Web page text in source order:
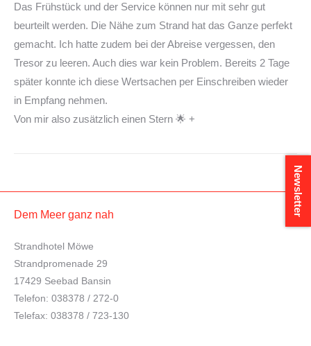
Das Frühstück und der Service können nur mit sehr gut
beurteilt werden. Die Nähe zum Strand hat das Ganze perfekt
gemacht. Ich hatte zudem bei der Abreise vergessen, den
Tresor zu leeren. Auch dies war kein Problem. Bereits 2 Tage
später konnte ich diese Wertsachen per Einschreiben wieder
in Empfang nehmen.
Von mir also zusätzlich einen Stern 🌟 +
Dem Meer ganz nah
Strandhotel Möwe
Strandpromenade 29
17429 Seebad Bansin
Telefon: 038378 / 272-0
Telefax: 038378 / 723-130
Newsletter